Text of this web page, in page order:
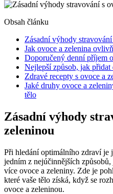
Obsah článku
Zásadní výhody
Jak ovoce a zelenina
Doporučený denní příjem
Nejlepší způsob, jak
Zdravé recepty s ovoce a
Jaké druhy ovoce a
tělo
Zásadní výhody
zeleninou
Při hledání optimálního zdraví je
jedním z nejúčinnějších
více ovoce a zeleniny. Zde je
které vaše tělo získá, když se
ovoce a zeleninou.